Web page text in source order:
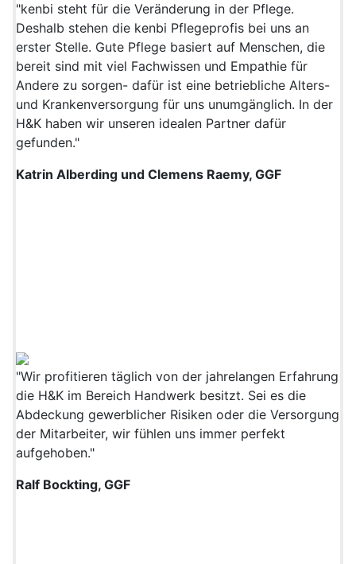
"kenbi steht für die Veränderung in der Pflege.
Deshalb stehen die kenbi Pflegeprofis bei uns an
erster Stelle. Gute Pflege basiert auf Menschen, die
bereit sind mit viel Fachwissen und Empathie für
Andere zu sorgen- dafür ist eine betriebliche Alters-
und Krankenversorgung für uns unumgänglich. In der
H&K haben wir unseren idealen Partner dafür
gefunden."
Katrin Alberding und Clemens Raemy, GGF
"Wir profitieren täglich von der jahrelangen Erfahrung
die H&K im Bereich Handwerk besitzt. Sei es die
Abdeckung gewerblicher Risiken oder die Versorgung
der Mitarbeiter, wir fühlen uns immer perfekt
aufgehoben."
Ralf Bockting, GGF